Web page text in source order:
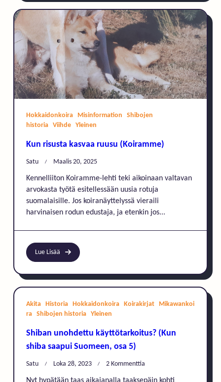
Hokkaidonkoira Misinformation
Shibojen
historia
Viihde Yleinen
Kun risusta kasvaa ruusu (Koiramme)
Satu Maalis 20, 2025
Kennelliiton Koiramme-lehti teki aikoinaan valtavan
arvokasta työtä esitellessään uusia rotuja
suomalaisille. Jos koiranäyttelyssä vieraili
harvinaisen rodun edustaja, ja etenkin jos...
Lue Lisää
Akita Historia Hokkaidonkoira Koirakirjat
Mikawankoi
ra
Shibojen historia Yleinen
Shiban unohdettu käyttötarkoitus? (Kun
shiba saapui Suomeen, osa 5)
Satu Loka 28, 2023 2 Kommenttia